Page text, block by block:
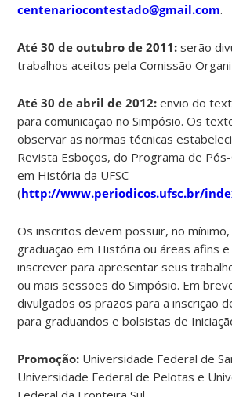
centenariocontestado@gmail.com.
Até 30 de outubro de 2011: serão
trabalhos aceitos pela Comissão
Até 30 de abril de 2012: envio do
para comunicação no Simpósio. Os
observar as normas técnicas
Revista Esboços, do Programa de
em História da UFSC
(http://www.periodicos.ufsc.br/
Os inscritos devem possuir, no
graduação em História ou áreas afins
inscrever para apresentar seus
ou mais sessões do Simpósio. Em
divulgados os prazos para a inscrição
para graduandos e bolsistas de
Promoção: Universidade Federal de
Universidade Federal de Pelotas e